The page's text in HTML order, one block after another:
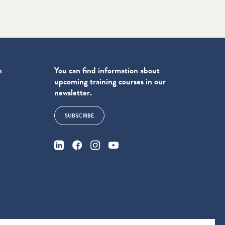
You can find information about
upcoming training courses in our
newsletter.
SUBSCRIBE